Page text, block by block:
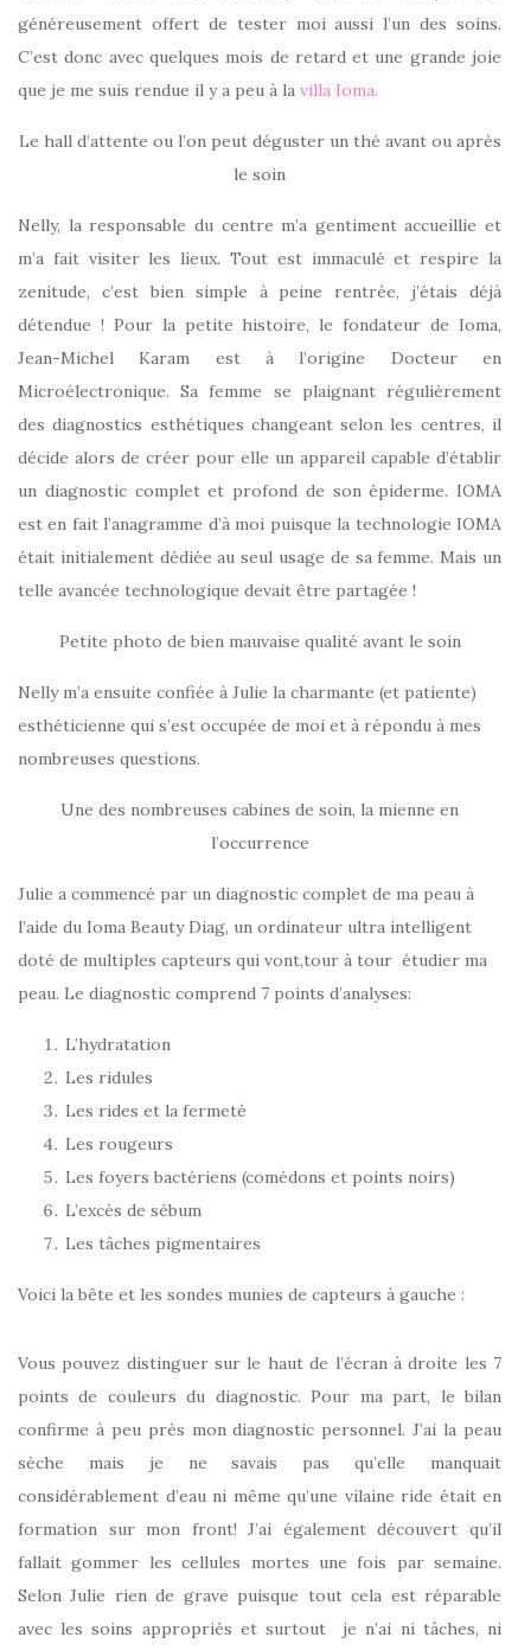
généreusement offert de tester moi aussi l’un des soins.
C’est donc avec quelques mois de retard et une grande joie
que je me suis rendue il y a peu à la villa Ioma.
Le hall d’attente ou l’on peut déguster un thé avant ou après
le soin
Nelly, la responsable du centre m’a gentiment accueillie et
m’a fait visiter les lieux. Tout est immaculé et respire la
zenitude, c’est bien simple à peine rentrée, j’étais déjà
détendue ! Pour la petite histoire, le fondateur de Ioma,
Jean-Michel Karam est à l’origine Docteur en
Microélectronique. Sa femme se plaignant régulièrement
des diagnostics esthétiques changeant selon les centres, il
décide alors de créer pour elle un appareil capable d’établir
un diagnostic complet et profond de son épiderme. IOMA
est en fait l’anagramme d’à moi puisque la technologie IOMA
était initialement dédiée au seul usage de sa femme. Mais un
telle avancée technologique devait être partagée !
Petite photo de bien mauvaise qualité avant le soin
Nelly m’a ensuite confiée à Julie la charmante (et patiente)
esthéticienne qui s’est occupée de moi et à répondu à mes
nombreuses questions.
Une des nombreuses cabines de soin, la mienne en
l’occurrence
Julie a commencé par un diagnostic complet de ma peau à
l’aide du Ioma Beauty Diag, un ordinateur ultra intelligent
doté de multiples capteurs qui vont,tour à tour étudier ma
peau. Le diagnostic comprend 7 points d’analyses:
L’hydratation
Les ridules
Les rides et la fermeté
Les rougeurs
Les foyers bactériens (comédons et points noirs)
L’excès de sébum
Les tâches pigmentaires
Voici la bête et les sondes munies de capteurs à gauche :
Vous pouvez distinguer sur le haut de l’écran à droite les 7
points de couleurs du diagnostic. Pour ma part, le bilan
confirme à peu près mon diagnostic personnel. J’ai la peau
sèche mais je ne savais pas qu’elle manquait
considérablement d’eau ni même qu’une vilaine ride était en
formation sur mon front! J’ai également découvert qu’il
fallait gommer les cellules mortes une fois par semaine.
Selon Julie rien de grave puisque tout cela est réparable
avec les soins appropriés et surtout je n’ai ni tâches, ni